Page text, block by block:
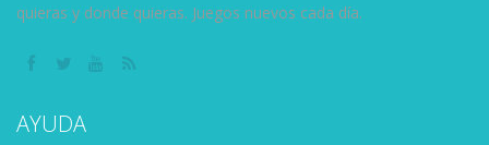
quieras y donde quieras. Juegos nuevos cada día.
AYUDA